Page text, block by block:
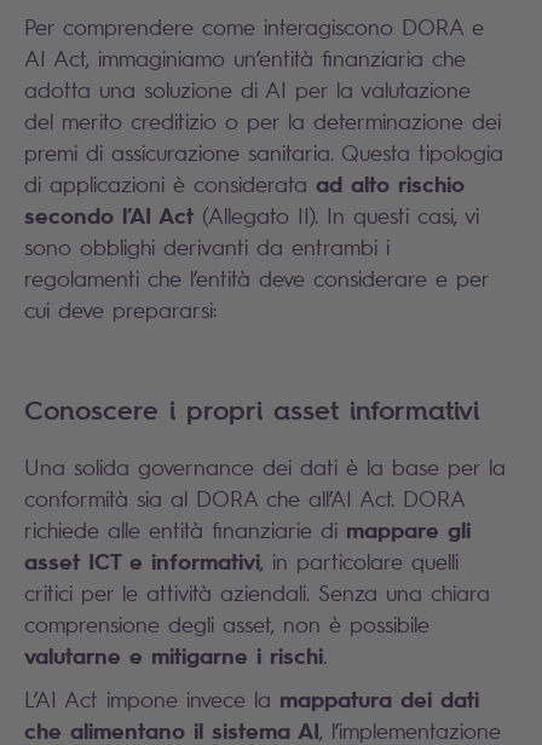
Per comprendere come interagiscono DORA e
AI Act, immaginiamo un’entità finanziaria che
adotta una soluzione di AI per la valutazione
del merito creditizio o per la determinazione dei
premi di assicurazione sanitaria. Questa tipologia
di applicazioni è considerata ad alto rischio
secondo l’AI Act (Allegato II). In questi casi, vi
sono obblighi derivanti da entrambi i
regolamenti che l’entità deve considerare e per
cui deve prepararsi:
Conoscere i propri asset informativi
Una solida governance dei dati è la base per la
conformità sia al DORA che all’AI Act. DORA
richiede alle entità finanziarie di mappare gli
asset ICT e informativi, in particolare quelli
critici per le attività aziendali. Senza una chiara
comprensione degli asset, non è possibile
valutarne e mitigarne i rischi.
L’AI Act impone invece la mappatura dei dati
che alimentano il sistema AI, l’implementazione